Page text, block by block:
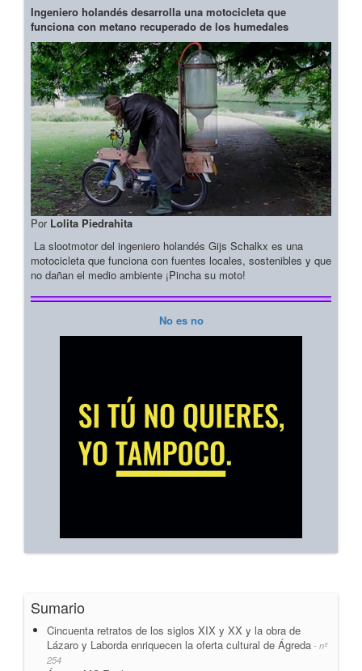
Ingeniero holandés desarrolla una motocicleta que
funciona con metano recuperado de los humedales
Por Lolita Piedrahita
La slootmotor del ingeniero holandés Gijs Schalkx es una
motocicleta que funciona con fuentes locales, sostenibles y que
no dañan el medio ambiente ¡Pincha su moto!
No es no
Sumario
Cincuenta retratos de los siglos XIX y XX y la obra de
Lázaro y Laborda enriquecen la oferta cultural de Ágreda - nº
254